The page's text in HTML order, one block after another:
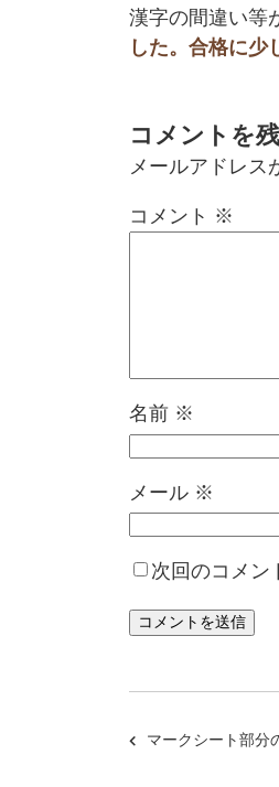
漢字の間違い等
した。合格に少
コメントを
メールアドレス
コメント ※
名前 ※
メール ※
次回のコメン
マークシート部分